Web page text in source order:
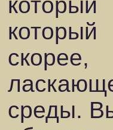
среды.